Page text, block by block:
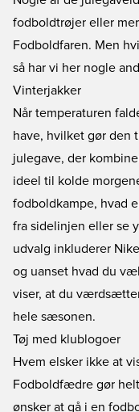
fodboldtrøjer eller
Fodboldfaren. Men
så har vi her nogle
Vinterjakker
Når temperaturen
have, hvilket gør den
julegave, der
ideel til kolde
fodboldkampe, hvad
fra sidelinjen eller se
udvalg inkluderer
og uanset hvad du
viser, at du
hele sæsonen.
Tøj med klublogoer
Hvem elsker ikke at
Fodboldfædre gør
ønsker at gå i en